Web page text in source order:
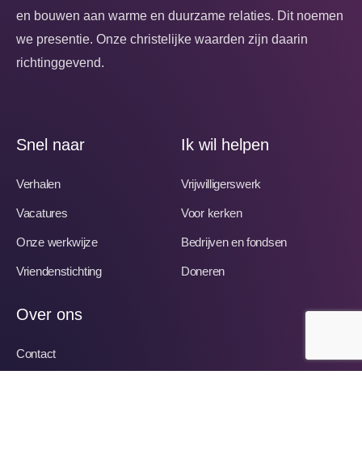
en bouwen aan warme en duurzame relaties. Dit noemen
we presentie. Onze christelijke waarden zijn daarin
richtinggevend.
Snel naar
Verhalen
Vacatures
Onze werkwijze
Vriendenstichting
Ik wil helpen
Vrijwilligerswerk
Voor kerken
Bedrijven en fondsen
Doneren
Over ons
Contact